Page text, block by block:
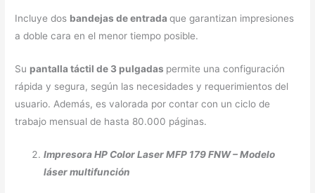
Incluye dos bandejas de entradaque garantizan impresiones
a doble cara en el menor tiempo posible.
Su pantalla táctil de 3 pulgadas permite una configuración
rápida y segura, según las necesidades y requerimientos del
usuario. Además, es valorada por contar con un ciclo de
trabajo mensual de hasta 80.000 páginas.
Impresora HP Color Laser MFP 179 FNW – Modelo
láser multifunción